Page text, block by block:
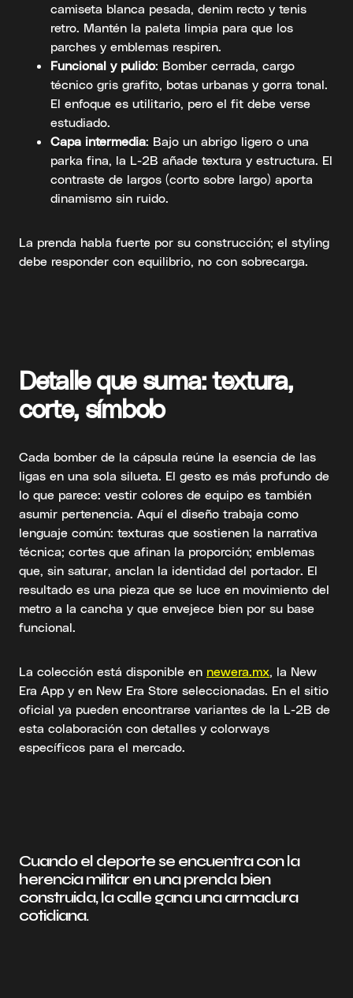
camiseta blanca pesada, denim recto y tenis
retro. Mantén la paleta limpia para que los
parches y emblemas respiren.
Funcional y pulido: Bomber cerrada, cargo
técnico gris grafito, botas urbanas y gorra tonal.
El enfoque es utilitario, pero el fit debe verse
estudiado.
Capa intermedia: Bajo un abrigo ligero o una
parka fina, la L-2B añade textura y estructura. El
contraste de largos (corto sobre largo) aporta
dinamismo sin ruido.
La prenda habla fuerte por su construcción; el styling
debe responder con equilibrio, no con sobrecarga.
Detalle que suma: textura,
corte, símbolo
Cada bomber de la cápsula reúne la esencia de las
ligas en una sola silueta. El gesto es más profundo de
lo que parece: vestir colores de equipo es también
asumir pertenencia. Aquí el diseño trabaja como
lenguaje común: texturas que sostienen la narrativa
técnica; cortes que afinan la proporción; emblemas
que, sin saturar, anclan la identidad del portador. El
resultado es una pieza que se luce en movimiento del
metro a la cancha y que envejece bien por su base
funcional.
La colección está disponible en newera.mx, la New
Era App y en New Era Store seleccionadas. En el sitio
oficial ya pueden encontrarse variantes de la L-2B de
esta colaboración con detalles y colorways
específicos para el mercado.
Cuando el deporte se encuentra con la
herencia militar en una prenda bien
construida, la calle gana una armadura
cotidiana.